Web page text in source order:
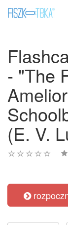
- "The
(E. V.